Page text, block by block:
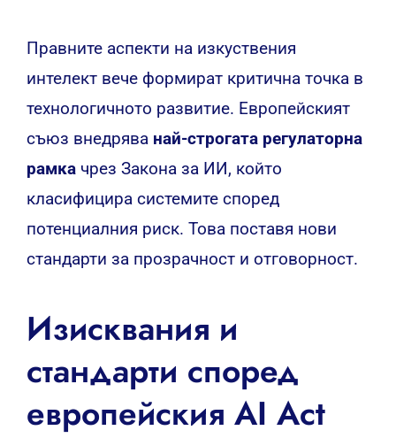
Правните аспекти на изкуствения
интелект вече формират критична точка в
технологичното развитие. Европейският
съюз внедрява най-строгата регулаторна
рамка чрез Закона за ИИ, който
класифицира системите според
потенциалния риск. Това поставя нови
стандарти за прозрачност и отговорност.
Изисквания и
стандарти според
европейския AI Act